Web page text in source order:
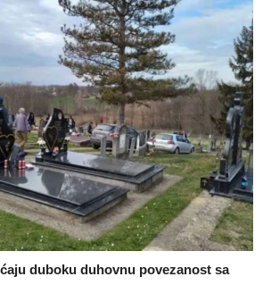
duboku duhovnu povezanost sa